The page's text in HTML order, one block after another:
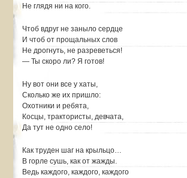
Не глядя ни на кого.
Чтоб вдруг не заныло сердце
И чтоб от прощальных слов
Не дрогнуть, не разреветься!
— Ты скоро ли? Я готов!
Ну вот они все у хаты,
Сколько же их пришло:
Охотники и ребята,
Косцы, трактористы, девчата,
Да тут не одно село!
Как труден шаг на крыльцо…
В горле сушь, как от жажды.
Ведь каждого, каждого, каждого